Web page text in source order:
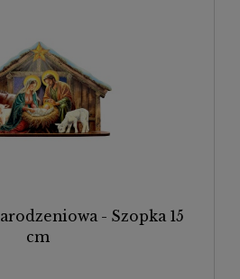
- Szopka 15
cm